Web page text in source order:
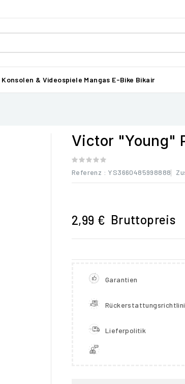
Konsolen & Videospiele Mangas E-Bike Bikair
Victor "Young"
Referenz : YS3660485998888
2,99 € Bruttopreis
Garantien
Lieferpolitik